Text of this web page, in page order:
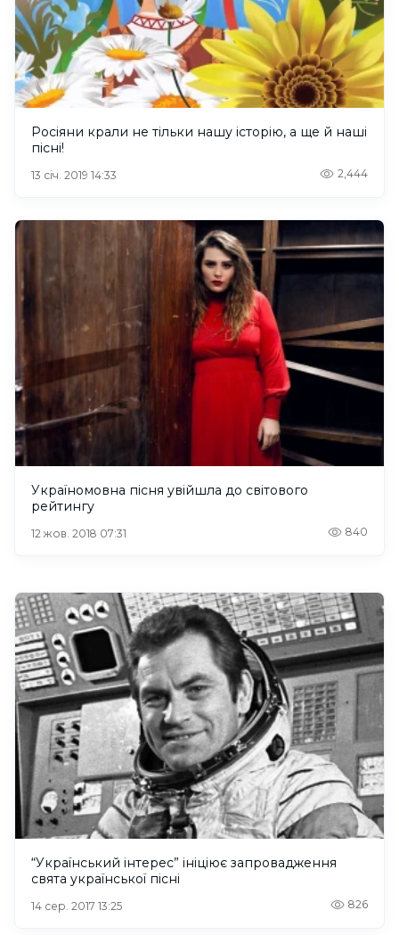
Росіяни крали не тільки нашу історію, а ще й наші
пісні!
13 січ. 2019 14:33 2,444
Україномовна пісня увійшла до світового
рейтингу
12 жов. 2018 07:31 840
“Український інтерес” ініціює запровадження
свята української пісні
14 сер. 2017 13:25 826